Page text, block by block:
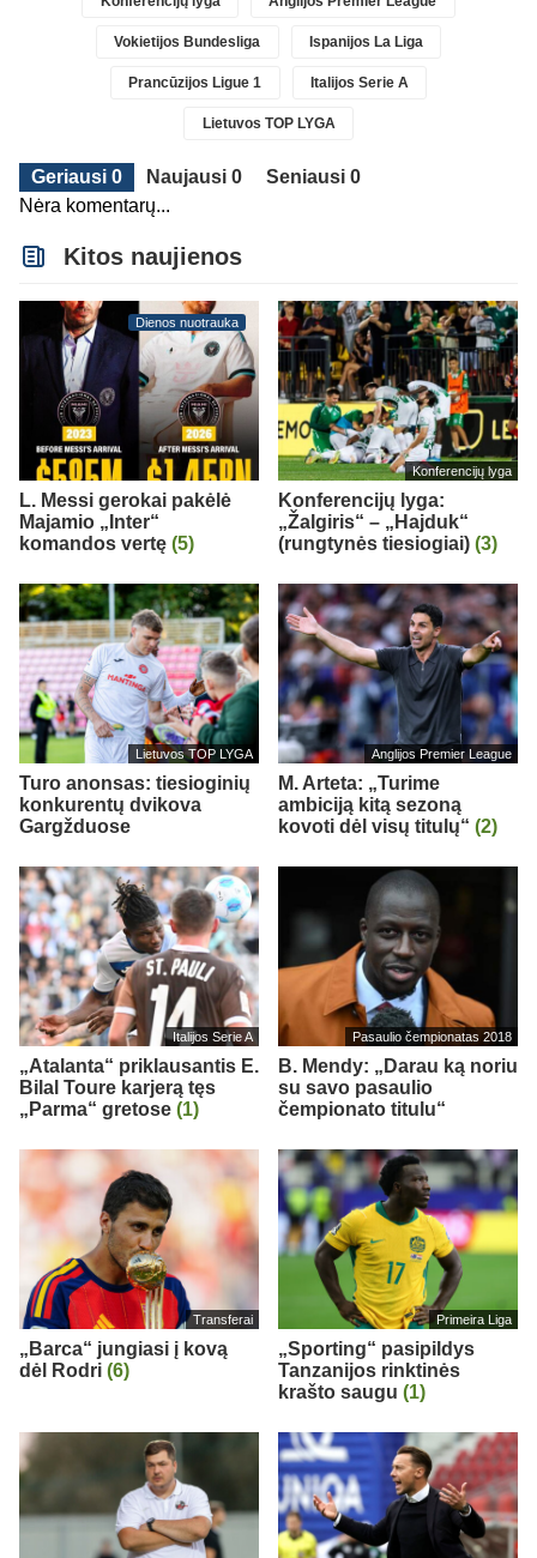
Vokietijos Bundesliga Ispanijos La Liga
Prancūzijos Ligue 1 Italijos Serie A
Lietuvos TOP LYGA
Geriausi 0 Naujausi 0
Seniausi 0
Nėra komentarų...
Kitos naujienos
Dienos nuotrauka
L. Messi gerokai pakėlė
Majamio „Inter“
komandos vertę (5)
Konferencijų lyga
Konferencijų lyga:
„Žalgiris“ – „Hajduk“
(rungtynės tiesiogiai) (3)
Lietuvos TOP LYGA
Turo anonsas: tiesioginių
konkurentų dvikova
Gargžduose
Anglijos Premier League
M. Arteta: „Turime
ambiciją kitą sezoną
kovoti dėl visų titulų“ (2)
Italijos Serie A
„Atalanta“ priklausantis E.
Bilal Toure karjerą tęs
„Parma“ gretose (1)
Pasaulio čempionatas 2018
B. Mendy: „Darau ką noriu
su savo pasaulio
čempionato titulu“
Transferai
„Barca“ jungiasi į kovą
dėl Rodri (6)
Primeira Liga
„Sporting“ pasipildys
Tanzanijos rinktinės
krašto saugu (1)